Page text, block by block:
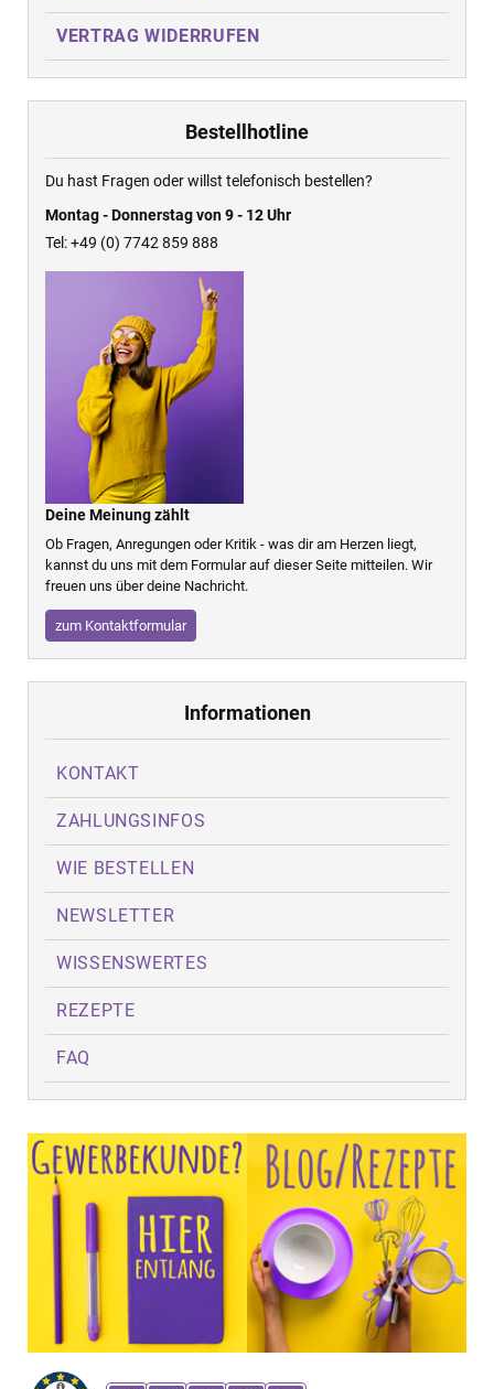
VERTRAG WIDERRUFEN
Bestellhotline
Du hast Fragen oder willst telefonisch bestellen?
Montag - Donnerstag von 9 - 12 Uhr
Tel: +49 (0) 7742 859 888
Deine Meinung zählt
Ob Fragen, Anregungen oder Kritik - was dir am Herzen liegt,
kannst du uns mit dem Formular auf dieser Seite mitteilen. Wir
freuen uns über deine Nachricht.
zum Kontaktformular
Informationen
KONTAKT
ZAHLUNGSINFOS
WIE BESTELLEN
NEWSLETTER
WISSENSWERTES
REZEPTE
FAQ